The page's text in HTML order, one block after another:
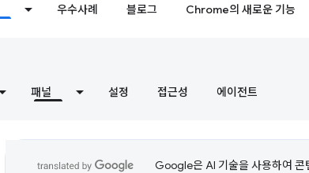
우수사례 블로그 Chrome의 새로운 기능
패널 설정 접근성 에이전트
Google은 AI 기술을 사용하여 콘